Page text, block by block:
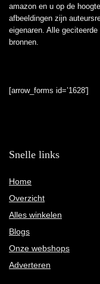
amazon en u op de
afbeeldingen zijn
eigenaren. Alle
bronnen.
[arrow_forms id=’1628′]
Snelle links
Home
Overzicht
Alles winkelen
Blogs
Onze webshops
Adverteren